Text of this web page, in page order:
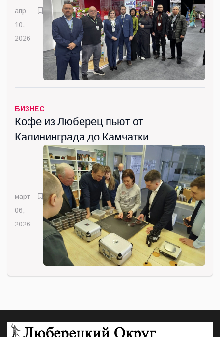
апр
10,
2026
БИЗНЕС
Кофе из Люберец пьют от
Калининграда до Камчатки
март
06,
2026